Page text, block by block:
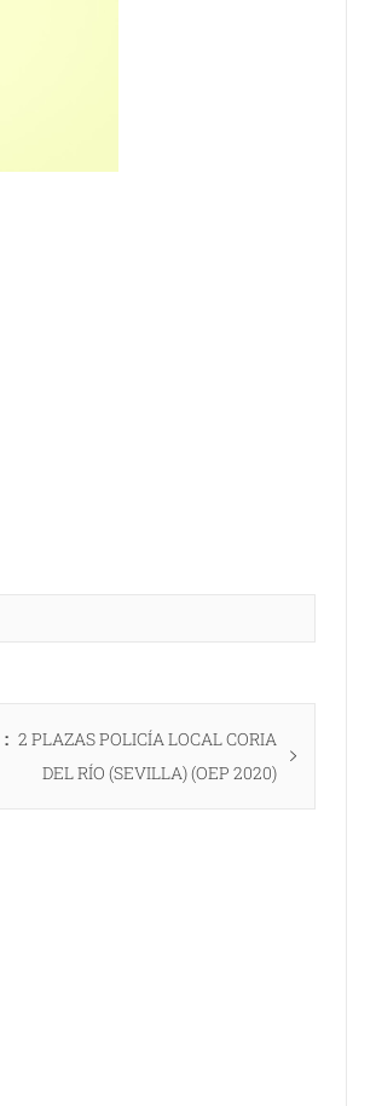
Entrada
siguiente:
2 PLAZAS POLICÍA LOCAL CORIA
DEL RÍO (SEVILLA) (OEP 2020)